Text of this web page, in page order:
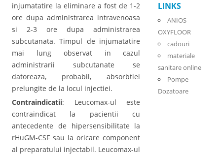
injumatatire la eliminare a fost de 1-2
ore dupa administrarea intravenoasa
si 2-3 ore dupa administrarea
subcutanata. Timpul de injumatatire
mai lung observat in cazul
administrarii subcutanate se
datoreaza, probabil, absorbtiei
prelungite de la locul injectiei.
Contraindicatii: Leucomax-ul este
contraindicat la pacientii cu
antecedente de hipersensibilitate la
rHuGM-CSF sau la oricare component
al preparatului injectabil. Leucomax-ul
LINKS
ANIOS
OXYFLOOR
cadouri
materiale
sanitare online
Pompe
Dozatoare